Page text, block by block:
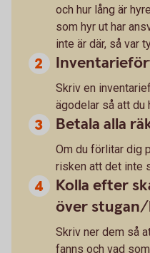
och hur lång är
som hyr ut har
inte är där, så var
Skriv en
ägodelar så att du
Betala alla
Om du förlitar dig
risken att det inte
Kolla efter
över
Skriv ner dem så
fanns och vad